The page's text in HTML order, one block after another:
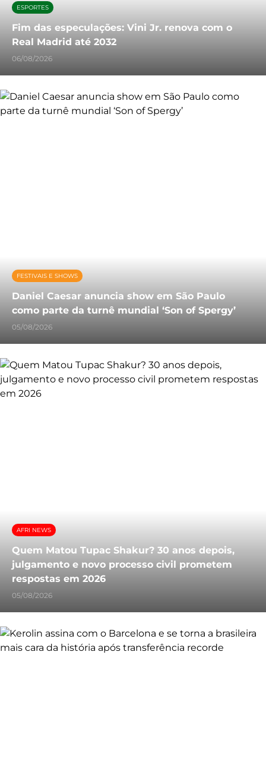
ESPORTES
Fim das especulações: Vini Jr. renova com o
Real Madrid até 2032
06/08/2026
FESTIVAIS E SHOWS
Daniel Caesar anuncia show em São Paulo
como parte da turnê mundial ‘Son of Spergy’
05/08/2026
AFRI NEWS
Quem Matou Tupac Shakur? 30 anos depois,
julgamento e novo processo civil prometem
respostas em 2026
05/08/2026